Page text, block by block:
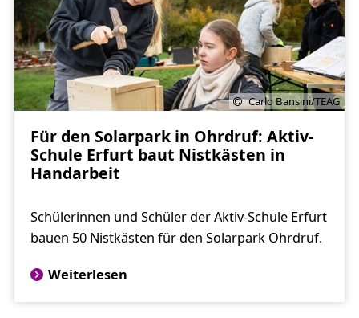
Carlo Bansini/TEAG
Für den Solarpark in Ohrdruf: Aktiv-
Schule Erfurt baut Nistkästen in
Handarbeit
Schülerinnen und Schüler der Aktiv-Schule Erfurt
bauen 50 Nistkästen für den Solarpark Ohrdruf.
Weiterlesen